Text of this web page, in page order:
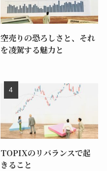
空売りの恐ろしさと、それ
を凌駕する魅力と
TOPIXのリバランスで起
きること